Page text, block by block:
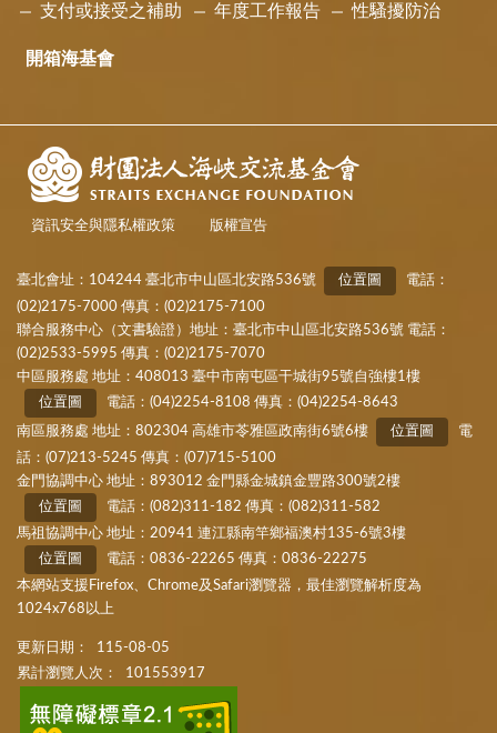
支付或接受之補助 年度工作報告 性騷擾防治
開箱海基會
資訊安全與隱私權政策 版權宣告
臺北會址：104244 臺北市中山區北安路536號 位置圖
電話：
(02)2175-7000 傳真：(02)2175-7100
聯合服務中心（文書驗證）地址：臺北市中山區北安路536號 電話：
(02)2533-5995 傳真：(02)2175-7070
中區服務處 地址：408013 臺中市南屯區干城街95號自強樓1樓
位置圖
電話：(04)2254-8108 傳真：(04)2254-8643
南區服務處 地址：802304 高雄市苓雅區政南街6號6樓
位置圖
電
話：(07)213-5245 傳真：(07)715-5100
金門協調中心 地址：893012 金門縣金城鎮金豐路300號2樓
位置圖
電話：(082)311-182 傳真：(082)311-582
馬祖協調中心 地址：20941 連江縣南竿鄉福澳村135-6號3樓
位置圖
電話：0836-22265 傳真：0836-22275
本網站支援Firefox、Chrome及Safari瀏覽器，最佳瀏覽解析度為
1024x768以上
更新日期：
115-08-05
累計瀏覽人次：
101553917